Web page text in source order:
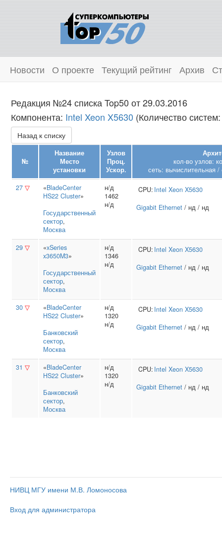
Новости О проекте Текущий рейтинг Архив
Редакция №24 списка Top50 от 29.03.2016
Компонента: Intel Xeon X5630 (Количество
Назад к списку
№
Название
Место
установки
Узлов
Проц.
Ускор.
кол-во узлов:
сеть: вычислительная /
27 ▽ «BladeCenter
HS22 Cluster»
Государственный
сектор,
Москва
н/д
1462
н/д
CPU: Intel Xeon X5630
Gigabit Ethernet / нд / нд
29 ▽ «xSeries
x3650M3»
Государственный
сектор,
Москва
н/д
1346
н/д
CPU: Intel Xeon X5630
Gigabit Ethernet / нд / нд
30 ▽ «BladeCenter
HS22 Cluster»
Банковский
сектор,
Москва
н/д
1320
н/д
CPU: Intel Xeon X5630
Gigabit Ethernet / нд / нд
31 ▽ «BladeCenter
HS22 Cluster»
Банковский
сектор,
Москва
н/д
1320
н/д
CPU: Intel Xeon X5630
Gigabit Ethernet / нд / нд
НИВЦ МГУ имени М.В. Ломоносова
Вход для администратора